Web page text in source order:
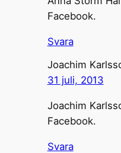
Facebook.
Svara
Joachim
31 juli, 2013
Joachim
Facebook.
Svara